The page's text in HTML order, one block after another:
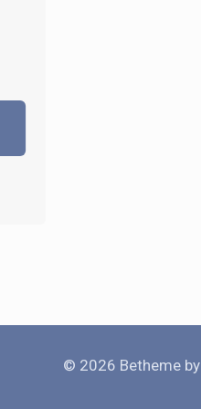
© 2026 Betheme by